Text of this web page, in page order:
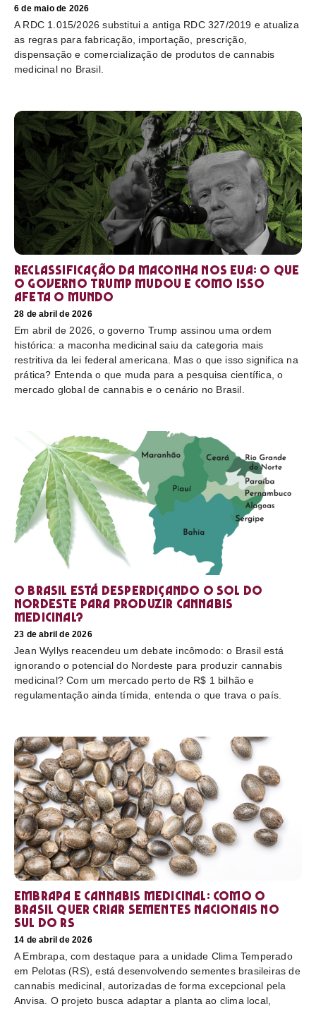
6 de maio de 2026
A RDC 1.015/2026 substitui a antiga RDC 327/2019 e atualiza
as regras para fabricação, importação, prescrição,
dispensação e comercialização de produtos de cannabis
medicinal no Brasil.
Reclassificação da maconha nos EUA: o que
o governo Trump mudou e como isso
afeta o mundo
28 de abril de 2026
Em abril de 2026, o governo Trump assinou uma ordem
histórica: a maconha medicinal saiu da categoria mais
restritiva da lei federal americana. Mas o que isso significa na
prática? Entenda o que muda para a pesquisa científica, o
mercado global de cannabis e o cenário no Brasil.
O Brasil está desperdiçando o sol do
nordeste para produzir cannabis
medicinal?
23 de abril de 2026
Jean Wyllys reacendeu um debate incômodo: o Brasil está
ignorando o potencial do Nordeste para produzir cannabis
medicinal? Com um mercado perto de R$ 1 bilhão e
regulamentação ainda tímida, entenda o que trava o país.
Embrapa e cannabis medicinal: como o
Brasil quer criar sementes nacionais no
sul do RS
14 de abril de 2026
A Embrapa, com destaque para a unidade Clima Temperado
em Pelotas (RS), está desenvolvendo sementes brasileiras de
cannabis medicinal, autorizadas de forma excepcional pela
Anvisa. O projeto busca adaptar a planta ao clima local,